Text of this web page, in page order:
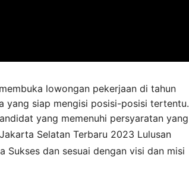
lowongan pekerjaan di tahun
yang siap mengisi posisi-posisi tertentu.
yang memenuhi persyaratan yang
Jakarta Selatan Terbaru 2023 Lulusan
Sukses dan sesuai dengan visi dan misi